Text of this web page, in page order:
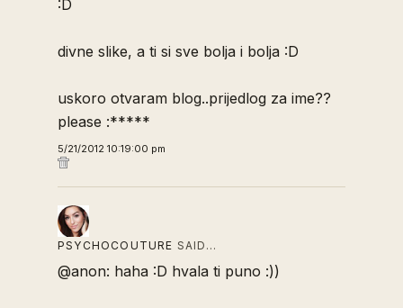
:D
divne slike, a ti si sve bolja i bolja :D
uskoro otvaram blog..prijedlog za ime??
please :*****
5/21/2012 10:19:00 pm
PSYCHOCOUTURE SAID…
@anon: haha :D hvala ti puno :))